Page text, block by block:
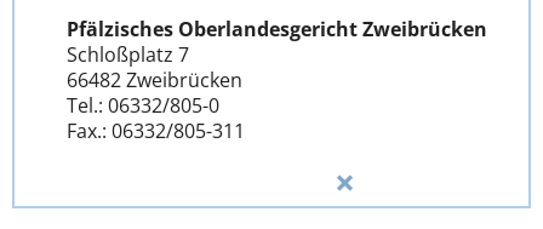
Pfälzisches Oberlandesgericht Zweibrücken
Schloßplatz 7
66482 Zweibrücken
Tel.: 06332/805-0
Fax.: 06332/805-311